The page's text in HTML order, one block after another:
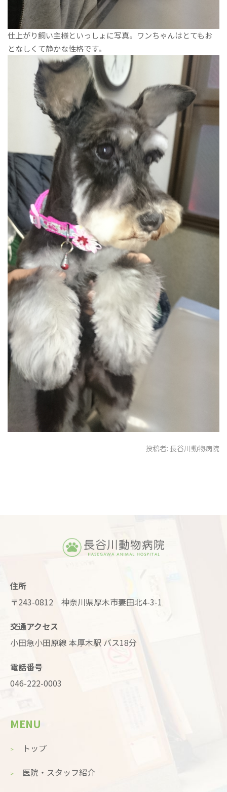
仕上がり飼い主様といっしょに写真。ワンちゃんはとてもお
となしくて静かな性格です。
投稿者: 長谷川動物病院
住所
〒243-0812 神奈川県厚木市妻田北4-3-1
交通アクセス
小田急小田原線 本厚木駅 バス18分
電話番号
046-222-0003
MENU
トップ
医院・スタッフ紹介